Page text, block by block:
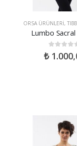
ORSA ÜRÜNLERI,
Lumbo
out of 5
₺